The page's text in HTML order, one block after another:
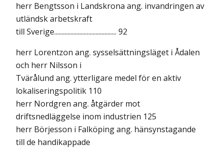
herr Bengtsson i Landskrona ang. invandringen av
utländsk arbetskraft
till Sverige.......................................... 92
herr Lorentzon ang. sysselsättningsläget i Ådalen
och herr Nilsson i
Tvärålund ang. ytterligare medel för en aktiv
lokaliseringspolitik 110
herr Nordgren ang. åtgärder mot
driftsnedläggelse inom industrien 125
herr Börjesson i Falköping ang. hänsynstagande
till de handikappade